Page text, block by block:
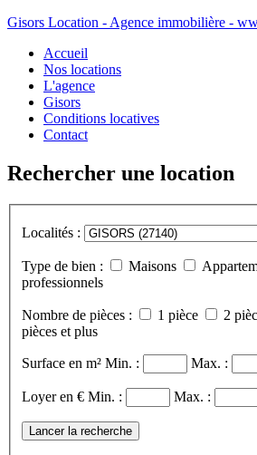
Gisors Location - Agence immobilière -
Accueil
Nos locations
L'agence
Gisors
Conditions locatives
Contact
Rechercher une location
Localités :
Type de bien : Maisons
professionnels
Nombre de pièces : 1 pièce 2
pièces et plus
Surface en m² Min. : Max. :
Loyer en € Min. : Max. :
Lancer la recherche